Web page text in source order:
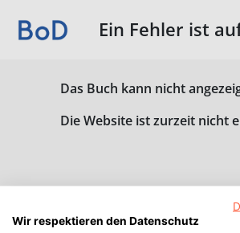
Ein Fehler ist
Das Buch kann nicht
Die Website ist zurzeit nicht
Wir respektieren den Datenschutz